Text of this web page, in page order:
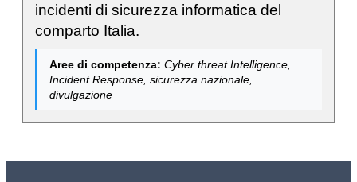
incidenti di sicurezza informatica del
comparto Italia.
Aree di competenza: Cyber threat Intelligence,
Incident Response, sicurezza nazionale,
divulgazione